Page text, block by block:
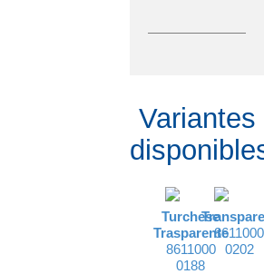
Variantes
Turchese
Trasparente
8611000
0188
8611000
0202